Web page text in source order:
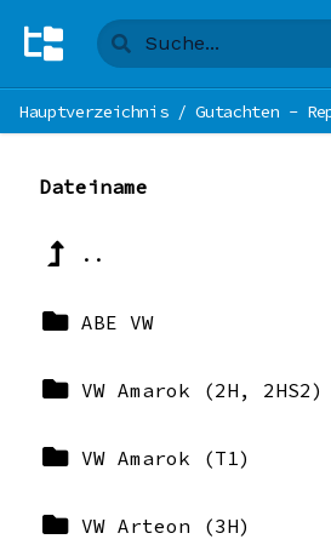
Hauptverzeichnis/Gutachten -
Dateiname
..
ABE VW
VW Amarok (2H, 2HS2)
VW Amarok (T1)
VW Arteon (3H)